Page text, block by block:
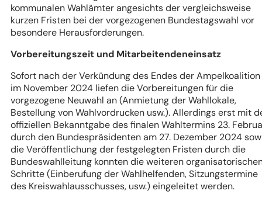
kommunalen Wahlämter angesichts der vergleichsweise
kurzen Fristen bei der vorgezogenen Bundestagswahl vor
besondere Herausforderungen.
Vorbereitungszeit und Mitarbeitendeneinsatz
Sofort nach der Verkündung des Endes der Ampelkoalition
im November 2024 liefen die Vorbereitungen für die
vorgezogene Neuwahl an (Anmietung der Wahllokale,
Bestellung von Wahlvordrucken usw.). Allerdings erst mit
offiziellen Bekanntgabe des finalen Wahltermins 23.
durch den Bundespräsidenten am 27. Dezember 2024
die Veröffentlichung der festgelegten Fristen durch die
Bundeswahlleitung konnten die weiteren
Schritte (Einberufung der Wahlhelfenden, Sitzungstermine
des Kreiswahlausschusses, usw.) eingeleitet werden.